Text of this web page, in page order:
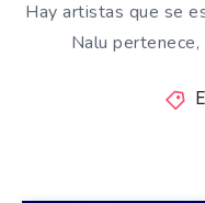
Hay artistas que se
Nalu